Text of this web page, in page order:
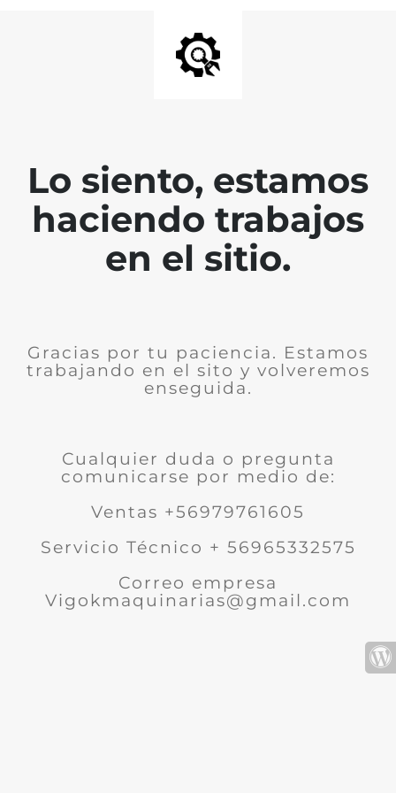
Lo siento, estamos
haciendo trabajos
en el sitio.
Gracias por tu paciencia. Estamos
trabajando en el sito y volveremos
enseguida.
Cualquier duda o pregunta
comunicarse por medio de:
Ventas +56979761605
Servicio Técnico + 56965332575
Correo empresa
Vigokmaquinarias@gmail.com